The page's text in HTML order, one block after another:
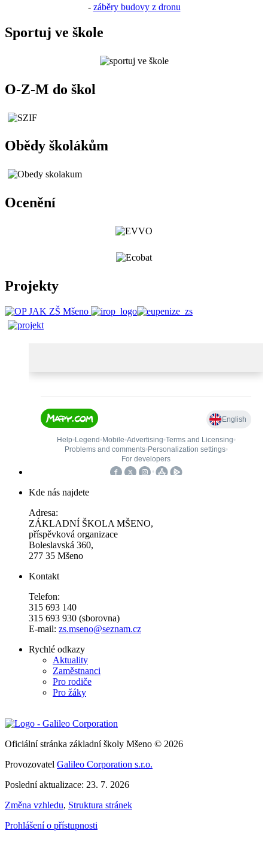
- záběry budovy z dronu
Sportuj ve škole
O-Z-M do škol
Obědy školákům
Ocenění
Projekty
Kde nás najdete
Adresa:
ZÁKLADNÍ ŠKOLA MŠENO,
příspěvková organizace
Boleslavská 360,
277 35 Mšeno
Kontakt
Telefon:
315 693 140
315 693 930 (sborovna)
E-mail: zs.mseno@seznam.cz
Rychlé odkazy
Aktuality
Zaměstnanci
Pro rodiče
Pro žáky
Oficiální stránka základní školy Mšeno © 2026
Provozovatel Galileo Corporation s.r.o.
Poslední aktualizace: 23. 7. 2026
Změna vzhledu, Struktura stránek
Prohlášení o přístupnosti